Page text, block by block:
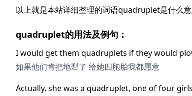
以上就是本站详细整理的词语quadruplet是什么意
quadruplet的用法及例句：
I would get them quadruplets if they would
如果他们肯把地犁了 给她四胞胎我都愿意
Actually, she was a quadruplet, one of four